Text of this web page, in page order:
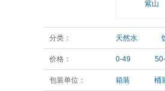
紫山
分类： 天然水
价格： 0-49
包装单位： 箱装 桶